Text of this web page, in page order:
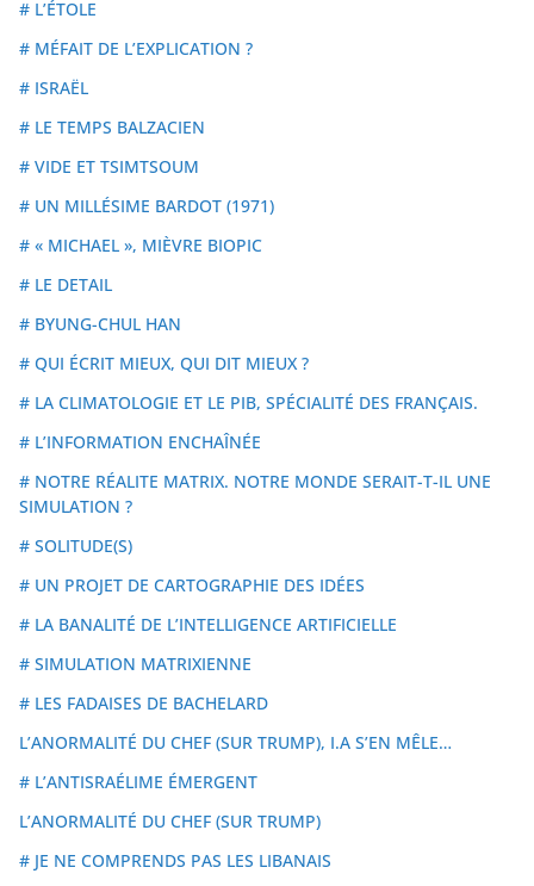
# L’ÉTOLE
# MÉFAIT DE L’EXPLICATION ?
# ISRAËL
# LE TEMPS BALZACIEN
# VIDE ET TSIMTSOUM
# UN MILLÉSIME BARDOT (1971)
# « MICHAEL », MIÈVRE BIOPIC
# LE DETAIL
# BYUNG-CHUL HAN
# QUI ÉCRIT MIEUX, QUI DIT MIEUX ?
# LA CLIMATOLOGIE ET LE PIB, SPÉCIALITÉ DES FRANÇAIS.
# L’INFORMATION ENCHAÎNÉE
# NOTRE RÉALITE MATRIX. NOTRE MONDE SERAIT-T-IL UNE
SIMULATION ?
# SOLITUDE(S)
# UN PROJET DE CARTOGRAPHIE DES IDÉES
# LA BANALITÉ DE L’INTELLIGENCE ARTIFICIELLE
# SIMULATION MATRIXIENNE
# LES FADAISES DE BACHELARD
L’ANORMALITÉ DU CHEF (SUR TRUMP), I.A S’EN MÊLE…
# L’ANTISRAÉLIME ÉMERGENT
L’ANORMALITÉ DU CHEF (SUR TRUMP)
# JE NE COMPRENDS PAS LES LIBANAIS